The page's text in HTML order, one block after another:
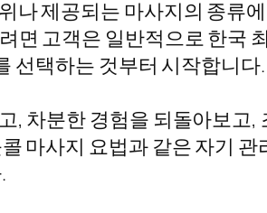
나 제공되는 마사지의 종류
면 고객은 일반적으로 한국
선택하는 것부터 시작합니다.
, 차분한 경험을 되돌아보
마사지 요법과 같은 자기